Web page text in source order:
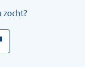
zocht?